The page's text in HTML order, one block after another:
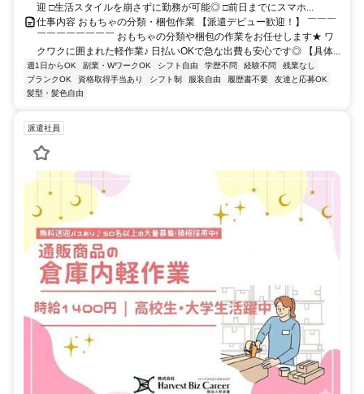
迎 □生活スタイルを崩さずに勤務が可能◎ □前日までにスマホ...
仕事内容 おもちゃの分類・梱包作業 【派遣デビュー歓迎！】 ￣￣￣
￣￣￣￣￣￣￣￣ おもちゃの分類や梱包の作業をお任せします★ ワ
クワクに囲まれた軽作業♪ 日払いOKで急な出費も安心です◎ 【具体...
週1日からOK 副業・WワークOK シフト自由 学歴不問 経験不問
残業なし
ブランクOK
資格取得手当あり シフト制 服装自由 履歴書不要
友達と応募OK
髪型・髪色自由
派遣社員